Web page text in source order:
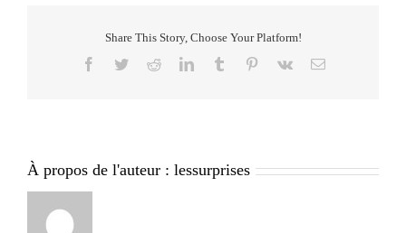
Share This Story, Choose Your Platform!
Facebook
TwitterRedditLinkedInTumblr Pinterest
Vk Email
À propos de l'auteur : lessurprises